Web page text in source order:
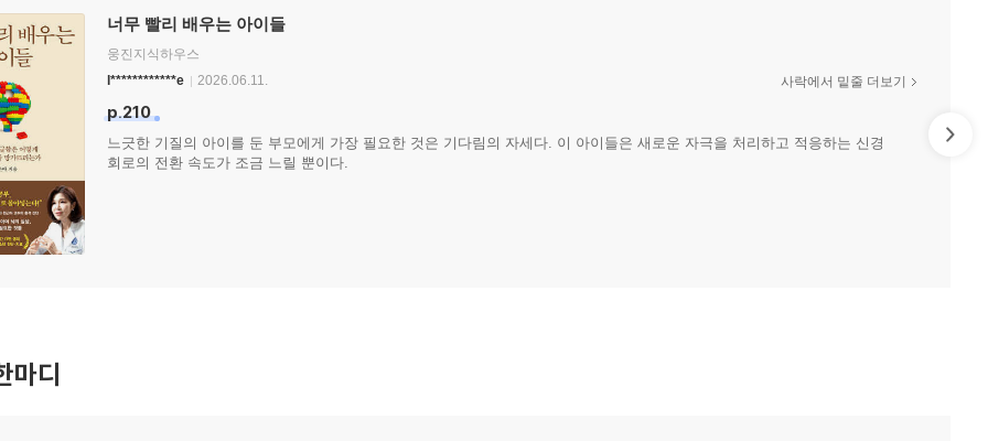
너무 빨리 배우는 아이들
웅진지식하우스
l************e
2026.06.11.
p.210
느긋한 기질의 아이를 둔 부모에게 가장 필요한 것은 기다림의 자세다. 이 아이들은 새로운 자극을 처리하고 적응하는 신경
회로의 전환 속도가 조금 느릴 뿐이다.
사락에서 밑줄 더보기
마디